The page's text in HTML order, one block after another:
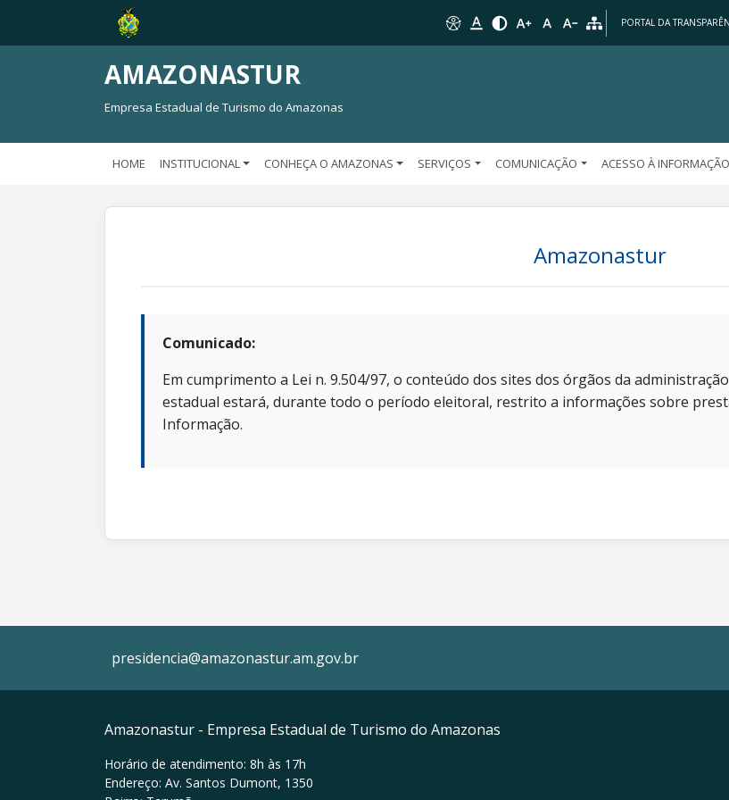
PORTAL DA
AMAZONASTUR
Empresa Estadual de Turismo do Amazonas
HOME INSTITUCIONAL CONHEÇA O AMAZONAS SERVIÇOS COMUNICAÇÃO ACESSO À INFORMAÇÃO
Amazonastur
Comunicado:
Em cumprimento a Lei n. 9.504/97, o conteúdo dos sites dos órgãos da
estadual estará, durante todo o período eleitoral, restrito a informações sobre
Informação.
presidencia@amazonastur.am.gov.br
Amazonastur - Empresa Estadual de Turismo do Amazonas
Horário de atendimento: 8h às 17h
Endereço: Av. Santos Dumont, 1350